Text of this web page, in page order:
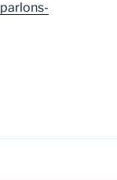
parlons-